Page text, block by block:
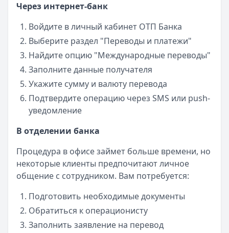
Через интернет-банк
Войдите в личный кабинет ОТП Банка
Выберите раздел "Переводы и платежи"
Найдите опцию "Международные переводы"
Заполните данные получателя
Укажите сумму и валюту перевода
Подтвердите операцию через SMS или push-
уведомление
В отделении банка
Процедура в офисе займет больше времени, но
некоторые клиенты предпочитают личное
общение с сотрудником. Вам потребуется:
Подготовить необходимые документы
Обратиться к операционисту
Заполнить заявление на перевод